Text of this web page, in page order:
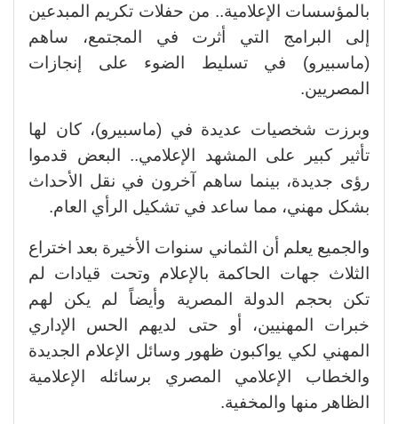
بالمؤسسات الإعلامية.. من حفلات تكريم المبدعين
إلى البرامج التي أثرت في المجتمع، ساهم
(ماسبيرو) في تسليط الضوء على إنجازات
المصريين.
وبرزت شخصيات عديدة في (ماسبيرو)، كان لها
تأثير كبير على المشهد الإعلامي.. البعض قدموا
رؤى جديدة، بينما ساهم آخرون في نقل الأحداث
بشكل مهني، مما ساعد في تشكيل الرأي العام.
والجميع يعلم أن الثماني سنوات الأخيرة بعد اختراع
الثلاث جهات الحاكمة بالإعلام وتحت قيادات لم
تكن بحجم الدولة المصرية وأيضاً لم يكن لهم
خبرات المهنيين، أو حتى لديهم الحس الإداري
المهني لكي يواكبون ظهور وسائل الإعلام الجديدة
والخطاب الإعلامي المصري برسائله الإعلامية
الظاهر منها والمخفية.